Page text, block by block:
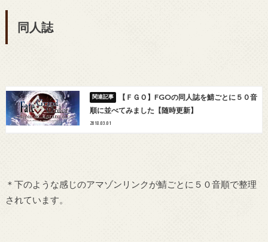
同人誌
【ＦＧＯ】FGOの同人誌を鯖ごとに５０音
順に並べてみました【随時更新】
2018.03.01
＊下のような感じのアマゾンリンクが鯖ごとに５０音順で整理
されています。